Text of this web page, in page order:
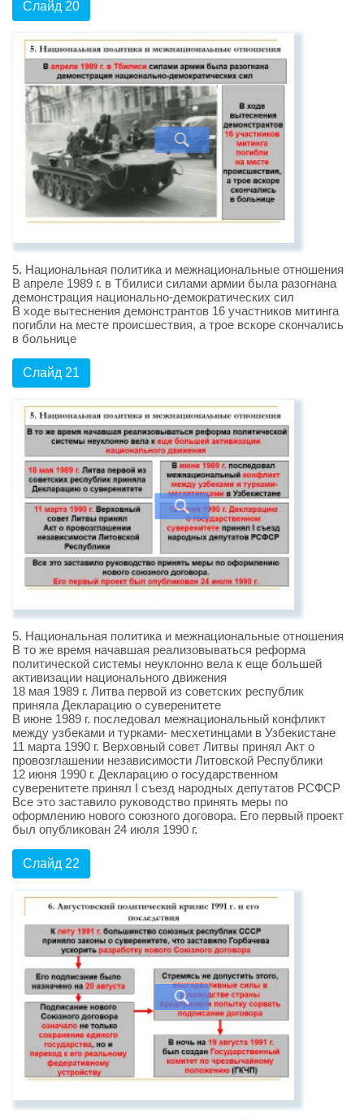
Слайд 20
5. Национальная политика и межнациональные отношения
В апреле 1989 г. в Тбилиси силами армии была разогнана
демонстрация национально-демократических сил
В ходе вытеснения демонстрантов 16 участников митинга
погибли на месте происшествия, а трое вскоре скончались
в больнице
Слайд 21
5. Национальная политика и межнациональные отношения
В то же время начавшая реализовываться реформа
политической системы неуклонно вела к еще большей
активизации национального движения
18 мая 1989 г. Литва первой из советских республик
приняла Декларацию о суверенитете
В июне 1989 г. последовал межнациональный конфликт
между узбеками и турками- месхетинцами в Узбекистане
11 марта 1990 г. Верховный совет Литвы принял Акт о
провозглашении независимости Литовской Республики
12 июня 1990 г. Декларацию о государственном
суверенитете принял I съезд народных депутатов РСФСР
Все это заставило руководство принять меры по
оформлению нового союзного договора. Его первый проект
был опубликован 24 июля 1990 г.
Слайд 22